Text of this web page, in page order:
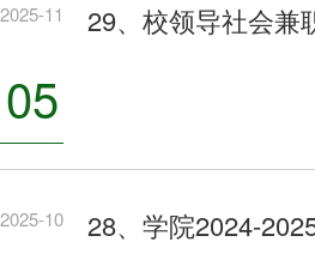
2025-11
05
29、校领导社会兼
2025-10 28、学院2024-